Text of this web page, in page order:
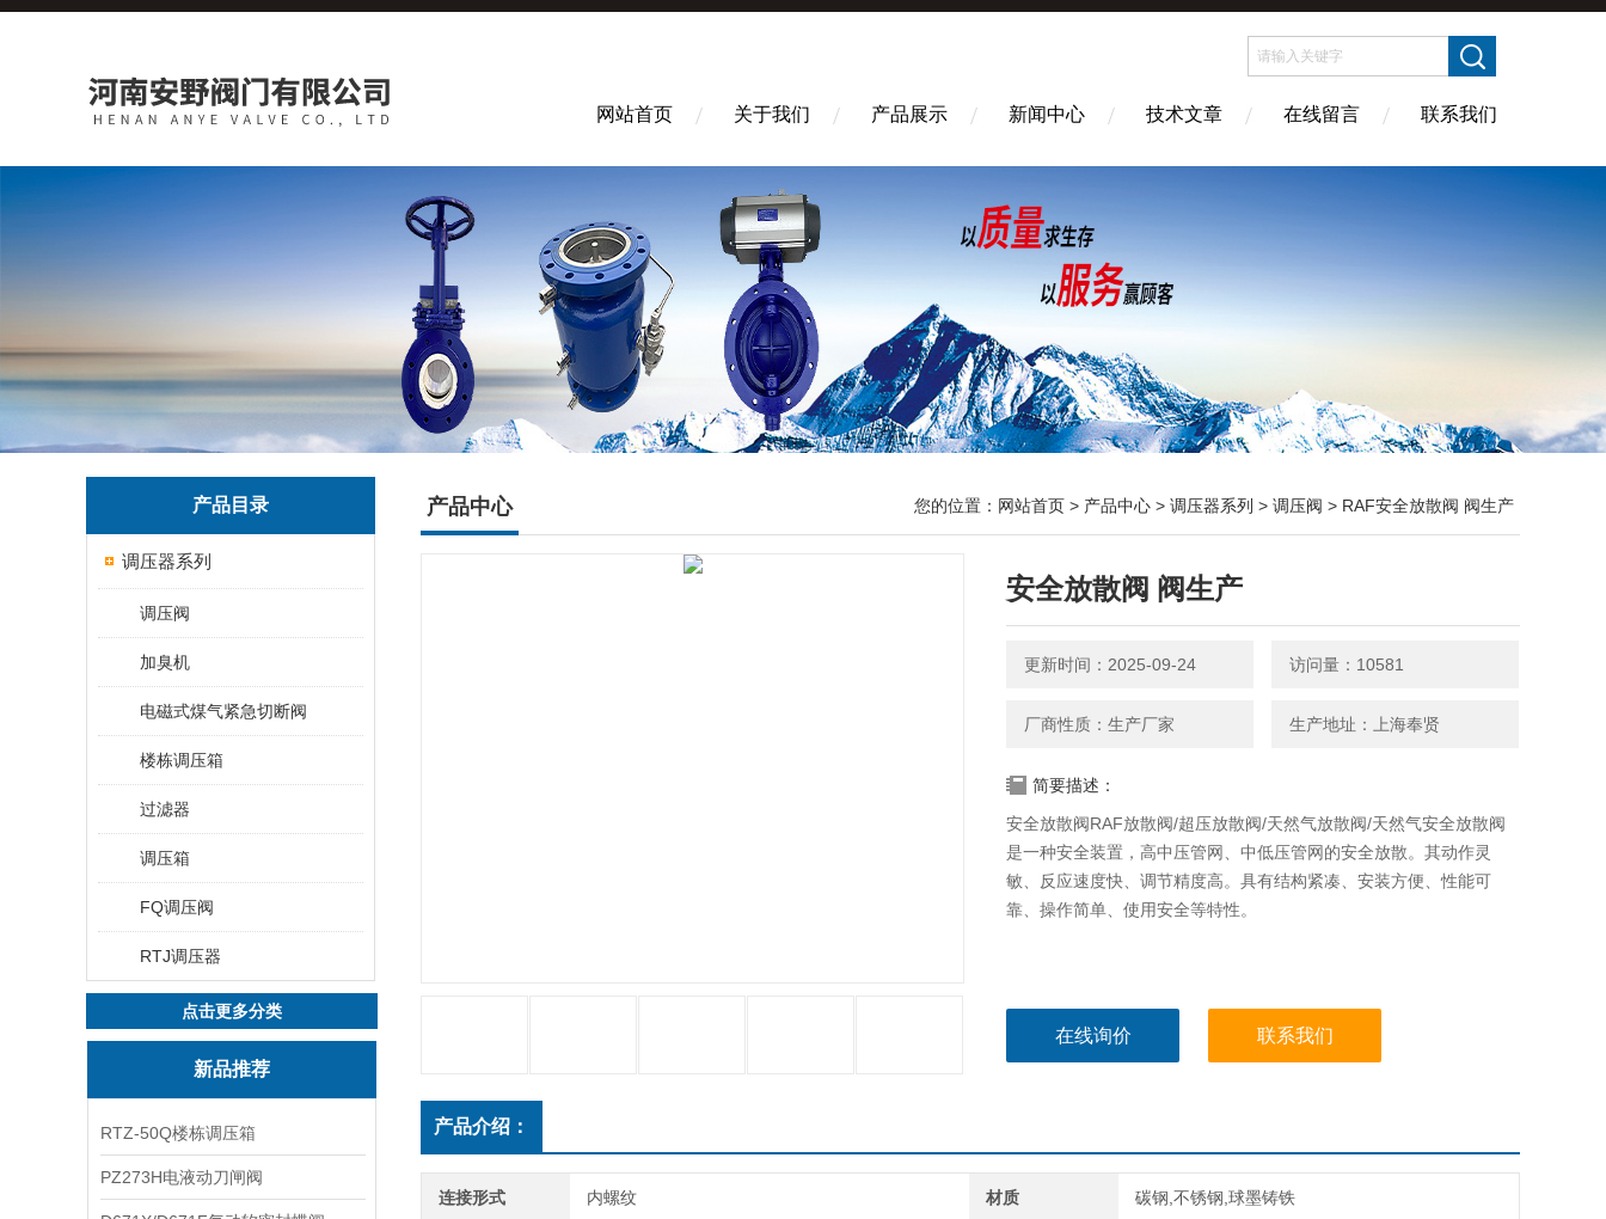
网站首页 关于我们 产品展示 新闻中心 技术文章 在线留言 联系我们
产品目录
调压器系列
调压阀
加臭机
电磁式煤气紧急切断阀
楼栋调压箱
过滤器
调压箱
FQ调压阀
RTJ​调压器
点击更多分类
新品推荐
RTZ-50Q楼栋调压箱
PZ273H电液动刀闸阀
产品中心 您的位置： 网站首页 > 产品中心 > 调压器系列 > 调压阀 > RAF安全放散阀 阀生产
安全放散阀 阀生产
更新时间：2025-09-24 访问量：10581
厂商性质：生产厂家 生产地址：上海奉贤
简要描述：
安全放散阀RAF放散阀/超压放散阀/天然气放散阀/天然气安全放散阀
是一种安全装置，高中压管网、中低压管网的安全放散。其动作灵
敏、反应速度快、调节精度高。具有结构紧凑、安装方便、性能可
靠、操作简单、使用安全等特性。
在线询价 联系我们
产品介绍：
连接形式 内螺纹 材质 碳钢,不锈钢,球墨铸铁